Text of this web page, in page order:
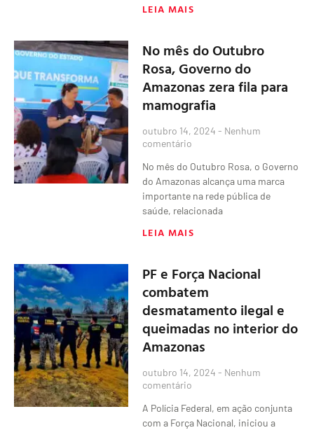
LEIA MAIS
No mês do Outubro
Rosa, Governo do
Amazonas zera fila para
mamografia
outubro 14, 2024 Nenhum
comentário
No mês do Outubro Rosa, o Governo
do Amazonas alcança uma marca
importante na rede pública de
saúde, relacionada
LEIA MAIS
PF e Força Nacional
combatem
desmatamento ilegal e
queimadas no interior do
Amazonas
outubro 14, 2024 Nenhum
comentário
A Polícia Federal, em ação conjunta
com a Força Nacional, iniciou a